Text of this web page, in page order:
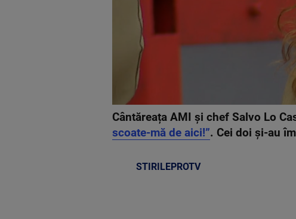
Cântăreața AMI și chef Salvo Lo
scoate-mă de aici!”. Cei doi și-au
STIRILEPROTV